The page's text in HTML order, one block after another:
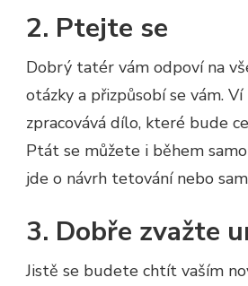
2. Ptejte se
Dobrý tatér vám odpoví na
otázky a přizpůsobí se vám.
zpracovává dílo, které bude
Ptát se můžete i během
jde o návrh tetování nebo
3. Dobře zvažte
Jistě se budete chtít vaším